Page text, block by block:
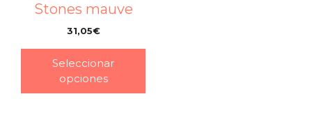
Stones mauve
31,05€
Seleccionar
opciones